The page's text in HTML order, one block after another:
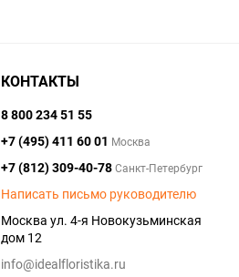
КОНТАКТЫ
8 800 234 51 55
+7 (495) 411 60 01 Москва
+7 (812) 309-40-78Санкт-Петербург
Написать письмо руководителю
Москва ул. 4-я Новокузьминская
дом 12
info@idealfloristika.ru